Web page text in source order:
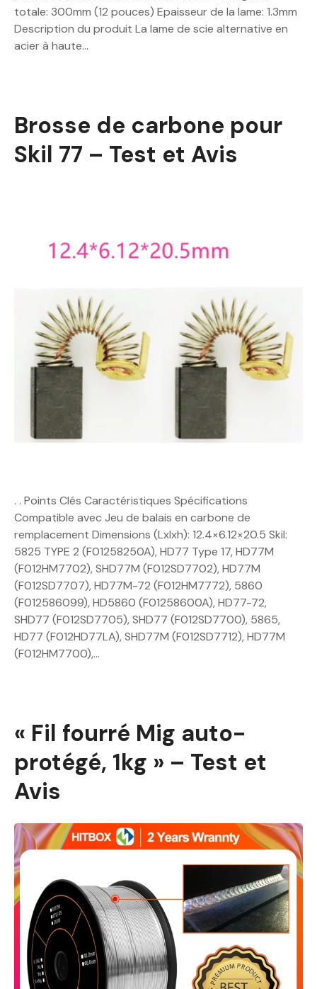
totale: 300mm (12 pouces) Epaisseur de la lame: 1.3mm
Description du produit La lame de scie alternative en
acier à haute…
Brosse de carbone pour
Skil 77 – Test et Avis
. . Points Clés Caractéristiques Spécifications
Compatible avec Jeu de balais en carbone de
remplacement Dimensions (Lxlxh): 12.4×6.12×20.5 Skil:
5825 TYPE 2 (F01258250A), HD77 Type 17, HD77M
(F012HM7702), SHD77M (F012SD7702), HD77M
(F012SD7707), HD77M-72 (F012HM7772), 5860
(F012586099), HD5860 (F01258600A), HD77-72,
SHD77 (F012SD7705), SHD77 (F012SD7700), 5865,
HD77 (F012HD77LA), SHD77M (F012SD7712), HD77M
(F012HM7700),…
« Fil fourré Mig auto-
protégé, 1kg » – Test et
Avis